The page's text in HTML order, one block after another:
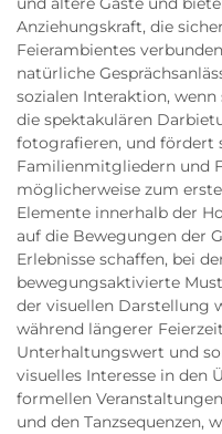
Anziehungskraft, die
Feierambientes
natürliche
sozialen Interaktion,
die spektakulären
fotografieren, und fördert
Familienmitgliedern und
möglicherweise zum
Elemente innerhalb der
auf die Bewegungen der
Erlebnisse schaffen, bei
bewegungsaktivierte
der visuellen Darstellung
während längerer
Unterhaltungswert und
visuelles Interesse in den
formellen
und den Tanzsequenzen,